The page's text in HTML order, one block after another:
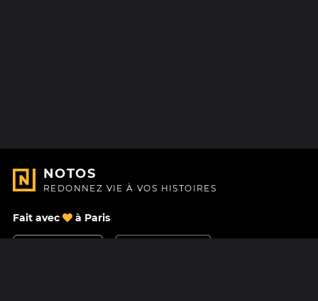
NOTOS
REDONNEZ VIE À VOS HISTOIRES
Fait avec à Paris